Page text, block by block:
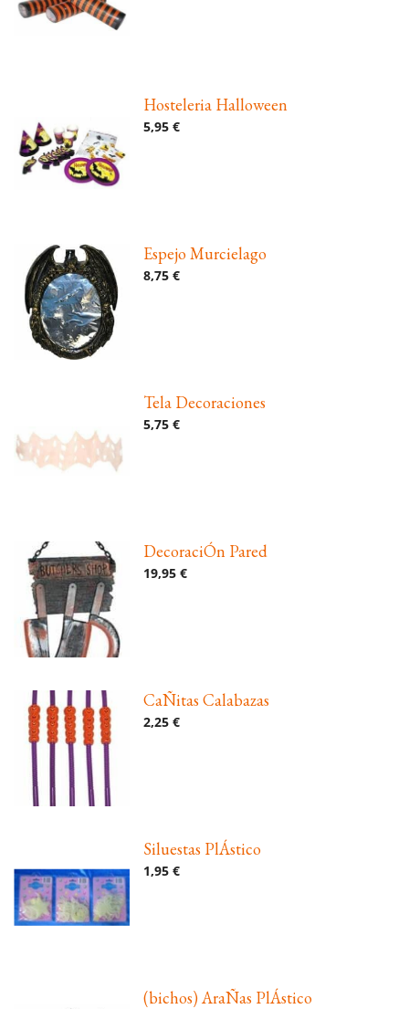
Hosteleria Halloween
5,95 €
Espejo Murcielago
8,75 €
Tela Decoraciones
5,75 €
DecoraciÓn Pared
19,95 €
CaÑitas Calabazas
2,25 €
Siluestas PlÁstico
1,95 €
(bichos) AraÑas PlÁstico